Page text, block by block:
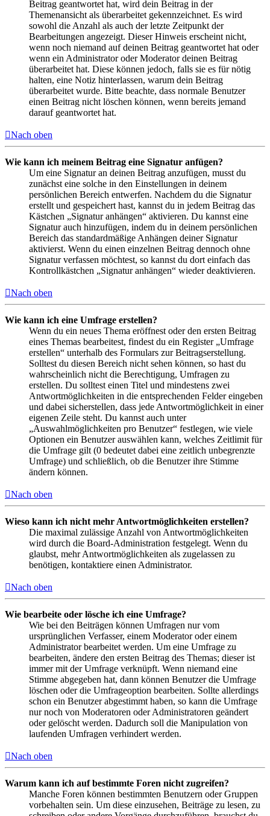
Beitrag geantwortet hat, wird dein Beitrag in der
Themenansicht als überarbeitet gekennzeichnet. Es wird
sowohl die Anzahl als auch der letzte Zeitpunkt der
Bearbeitungen angezeigt. Dieser Hinweis erscheint nicht,
wenn noch niemand auf deinen Beitrag geantwortet hat oder
wenn ein Administrator oder Moderator deinen Beitrag
überarbeitet hat. Diese können jedoch, falls sie es für nötig
halten, eine Notiz hinterlassen, warum dein Beitrag
überarbeitet wurde. Bitte beachte, dass normale Benutzer
einen Beitrag nicht löschen können, wenn bereits jemand
darauf geantwortet hat.
Nach oben
Wie kann ich meinem Beitrag eine Signatur anfügen?
Um eine Signatur an deinen Beitrag anzufügen, musst du
zunächst eine solche in den Einstellungen in deinem
persönlichen Bereich entwerfen. Nachdem du die Signatur
erstellt und gespeichert hast, kannst du in jedem Beitrag das
Kästchen „Signatur anhängen“ aktivieren. Du kannst eine
Signatur auch hinzufügen, indem du in deinem persönlichen
Bereich das standardmäßige Anhängen deiner Signatur
aktivierst. Wenn du einen einzelnen Beitrag dennoch ohne
Signatur verfassen möchtest, so kannst du dort einfach das
Kontrollkästchen „Signatur anhängen“ wieder deaktivieren.
Nach oben
Wie kann ich eine Umfrage erstellen?
Wenn du ein neues Thema eröffnest oder den ersten Beitrag
eines Themas bearbeitest, findest du ein Register „Umfrage
erstellen“ unterhalb des Formulars zur Beitragserstellung.
Solltest du diesen Bereich nicht sehen können, so hast du
wahrscheinlich nicht die Berechtigung, Umfragen zu
erstellen. Du solltest einen Titel und mindestens zwei
Antwortmöglichkeiten in die entsprechenden Felder eingeben
und dabei sicherstellen, dass jede Antwortmöglichkeit in einer
eigenen Zeile steht. Du kannst auch unter
„Auswahlmöglichkeiten pro Benutzer“ festlegen, wie viele
Optionen ein Benutzer auswählen kann, welches Zeitlimit für
die Umfrage gilt (0 bedeutet dabei eine zeitlich unbegrenzte
Umfrage) und schließlich, ob die Benutzer ihre Stimme
ändern können.
Nach oben
Wieso kann ich nicht mehr Antwortmöglichkeiten erstellen?
Die maximal zulässige Anzahl von Antwortmöglichkeiten
wird durch die Board-Administration festgelegt. Wenn du
glaubst, mehr Antwortmöglichkeiten als zugelassen zu
benötigen, kontaktiere einen Administrator.
Nach oben
Wie bearbeite oder lösche ich eine Umfrage?
Wie bei den Beiträgen können Umfragen nur vom
ursprünglichen Verfasser, einem Moderator oder einem
Administrator bearbeitet werden. Um eine Umfrage zu
bearbeiten, ändere den ersten Beitrag des Themas; dieser ist
immer mit der Umfrage verknüpft. Wenn niemand eine
Stimme abgegeben hat, dann können Benutzer die Umfrage
löschen oder die Umfrageoption bearbeiten. Sollte allerdings
schon ein Benutzer abgestimmt haben, so kann die Umfrage
nur noch von Moderatoren oder Administratoren geändert
oder gelöscht werden. Dadurch soll die Manipulation von
laufenden Umfragen verhindert werden.
Nach oben
Warum kann ich auf bestimmte Foren nicht zugreifen?
Manche Foren können bestimmten Benutzern oder Gruppen
vorbehalten sein. Um diese einzusehen, Beiträge zu lesen, zu